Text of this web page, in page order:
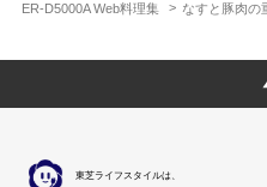
ER-D5000A Web料理集
なすと豚肉の
東芝ライフスタイルは、